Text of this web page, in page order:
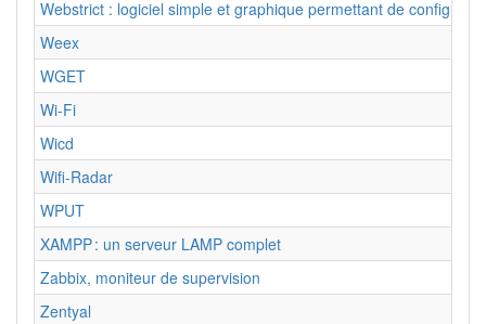
Webstrict : logiciel simple et graphique permettant de configurer
Weex
WGET
Wi-Fi
Wicd
Wifi-Radar
WPUT
XAMPP : un serveur LAMP complet
Zabbix, moniteur de supervision
Zentyal